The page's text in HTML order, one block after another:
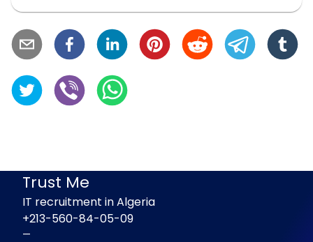
Trust Me
IT recruitment in Algeria
+213-560-84-05-09
—